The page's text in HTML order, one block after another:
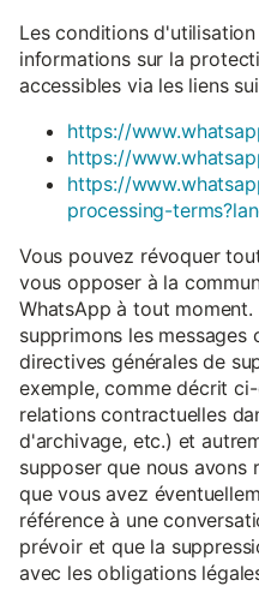
Les conditions
informations sur la
accessibles via les liens
https://
https://
https://
processing-
Vous pouvez révoquer
vous opposer à la
WhatsApp à tout moment.
supprimons les messages
directives générales de
exemple, comme décrit
relations contractuelles
d'archivage, etc.) et
supposer que nous
que vous avez
référence à une
prévoir et que la
avec les obligations